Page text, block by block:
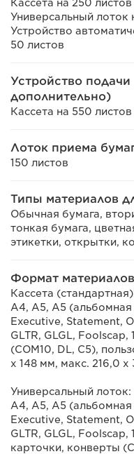
Кассета на 250 листов
Универсальный лоток
Устройство
50 листов
Устройство
дополнительно)
Кассета на 550 листов
Лоток приема
150 листов
Типы материалов
Обычная бумага,
тонкая бумага,
этикетки, открытки,
Формат
Кассета
A4, A5, A5
Executive, Statement,
GLTR, GLGL,
(COM10, DL, C5),
х 148 мм, макс. 216,0 х
Универсальный лоток:
A4, A5, A5
Executive, Statement,
GLTR, GLGL,
карточки, конверты